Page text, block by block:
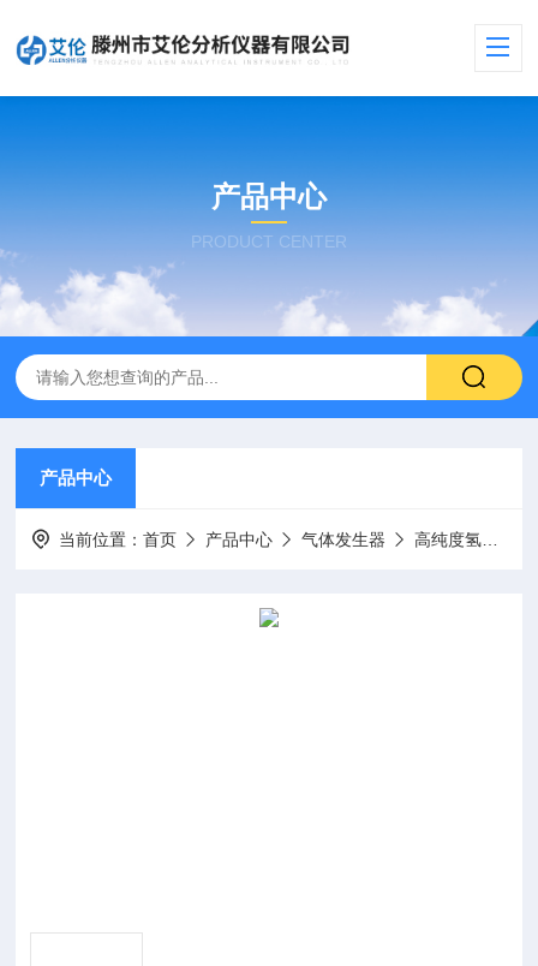
产品中心
PRODUCT CENTER
产品中心
当前位置：首页 产品中心 气体发生器 高纯度氢气发生器